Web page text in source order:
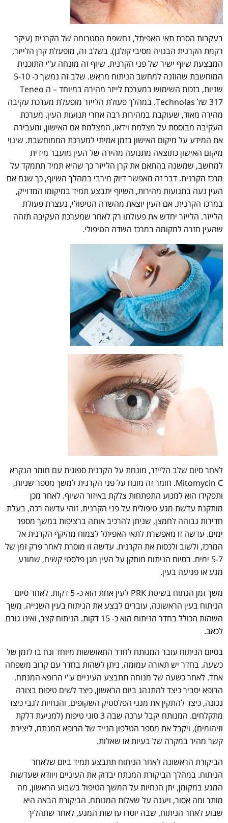
בעקבות הסרת תאי האפיתל, נחשפת הסטרומה של הקרנית (עיקר
רקמת הקרנית הבנויה מסיבי קולגן). בשלב זה, מופעלת קרן הלייזר,
המבצעת שיוף ישיר של פני הקרנית. שיוף זה מונחה ע"י התוכנית
המוחשבת שהוזנה למחשב הניתוח מראש. שלב זה נמשך כ- 5-10
שניות, בזכות השימוש במערכת לייזר מהירה במיוחד – ה Teneo
317 של Technolas. במהלך פעולת הלייזר מופעלת מערכת עקיבה
מהירה מאוד, שעוקבת במהירות רבה אחרי תנועות העין. מערכת
העקיבה מבוססת על מצלמת וידאו, המצלמת אם האישון, ומעבירה
את המידע על מיקום האישון בזמן אמיתי למערכת הממוחשבת. שינוי
מיקום האישון כתוצאה מתנועה מהירה של העין מועבר מידית
למחשב, שמשנה בהתאם את קרן הלייזר כך שהיא תמיד תתמקד על
מרכז הקרנית. דבר זה מאפשר דיוק מירבי במהלך השיוף, כך שגם אם
העין נעה בתנועות מהירות, השיוף יתבצע תמיד במיקומו המדוייק,
במרכז הקרנית. אם העין יוצאת מהשדה הטיפולי, נעצרת פעולת
הלייזר. הלייזר יחדש את פעולתו רק לאחר שמערכת העקיבה תזהה
שהעין חזרה למקומה במרכז השדה הטיפולי.
לאחר סיום שלב הלייזר, מונחת על הקרנית ספוגית עם חומר הנקרא
Mitomycin C. חומר זה מונח על פני הקרנית למשך מספר שניות,
ותפקידו הוא למנוע התפתחות צלקת באיזור השיוף. לאחר מכן
מותקנת עדשת מגע טיפולית על פני הקרנית. זוהי עדשה רכה, בעלת
חדירות גבוהה לחמצן, שניתן להרכיב אותה ברציפות במשך מספר
ימים. עדשה זו מאפשרת לתאי האפיתל לצמוח מהיקף הקרנית אל
המרכז, ולשוב ולכסות את הקרנית. עדשה זו מוסרת לאחר פרק זמן של
5-7 ימים. בסיום הניתוח מותקן על העין מגן פלסטי קשיח, שמונע
מגע או פגיעה בעין.
משך זמן הנתוח בשיטת PRK לעין אחת הוא כ- 5 דקות. לאחר סיום
הניתוח בעין הראשונה, עוברים לבצע את הניתוח בעין השנייה. משך
השהות הכולל בחדר הניתוח הוא כ- 15 דקות. הניתוח קצר, ואינו גורם
לכאב.
בסיום הניתוח עובר המנותח לחדר התאוששות מיוחד ונח בו לזמן של
כשעה. בחדר יש תאורה עמומה. ניתן לשהות בחדר עם קרוב משפחה
אחד. לאחר כשעה של מנוחה תתבצע העיניים ע"י הרופא המנתח.
הרופא יסביר כיצד להתנהג ביום הראשון, כיצד לשים טיפות בצורה
נכונה, כיצד להתקין את מגני הפלסטיק השקופים, והנחיות לגבי כיצד
מתקלחים. המנותח יקבל ערכה שבה 3 סוגי טיפות (למניעת דלקת
וזיהומים), ויקבל את מספר הטלפון הנייד של הרופא המנתח, ליצירת
קשר מהיר במקרה של בעיות או שאלות.
הביקורת הראשונה לאחר הניתוח תתבצע תמיד ביום שלאחר
הניתוח. במהלך הביקורת המנתח יבדוק את העיניים ויוודא שעדשות
המגע במקומן, יתן הנחיות על המשך הטיפול בשבוע הראשון, מה
מותר ומה אסור, ויענה על שאלות המנותח. הביקורת הבאה היא
שבוע לאחר הניתוח, שבה יוסרו עדשות המגע, לאחר שתהליך